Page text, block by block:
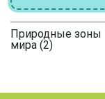
Природные зоны
мира (2)